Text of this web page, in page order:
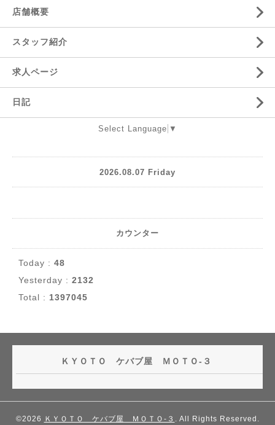
店舗概要
スタッフ紹介
求人ページ
日記
Select Language ▼
2026.08.07 Friday
カウンター
Today : 48
Yesterday : 2132
Total : 1397045
ＫＹＯＴＯ ケバブ屋 ＭＯＴＯ-３
©2026 ＫＹＯＴＯ ケバブ屋 ＭＯＴＯ-３ . All Rights Reserved.